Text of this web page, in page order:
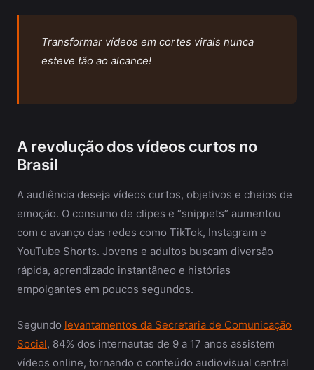
Transformar vídeos em cortes virais nunca
esteve tão ao alcance!
A revolução dos vídeos curtos no
Brasil
A audiência deseja vídeos curtos, objetivos e cheios de
emoção. O consumo de clipes e “snippets” aumentou
com o avanço das redes como TikTok, Instagram e
YouTube Shorts. Jovens e adultos buscam diversão
rápida, aprendizado instantâneo e histórias
empolgantes em poucos segundos.
Segundo levantamentos da Secretaria de Comunicação
Social, 84% dos internautas de 9 a 17 anos assistem
vídeos online, tornando o conteúdo audiovisual central